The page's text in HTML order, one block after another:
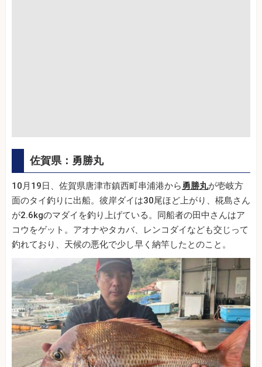
佐賀県：勇勝丸
10月19日、佐賀県唐津市鎮西町串浦港から勇勝丸が壱岐方
面のタイ釣りに出船。彼岸ダイは30尾ほど上がり、椛島さん
が2.6kgのマダイを釣り上げている。同船者の田中さんはア
コウをゲット。アオナやタカバ、レンコダイなども交じって
釣れており、天候の悪化で少し早く納竿したとのこと。